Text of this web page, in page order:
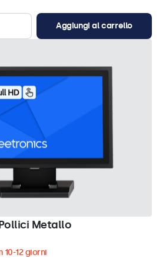
Aggiungi al carrello
Metallo
12 giorni